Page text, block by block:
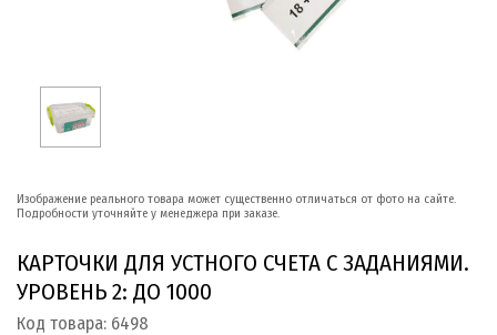
Изображение реального товара может существенно отличаться от фото на сайте.
Подробности уточняйте у менеджера при заказе.
КАРТОЧКИ ДЛЯ УСТНОГО СЧЕТА С ЗАДАНИЯМИ.
УРОВЕНЬ 2: ДО 1000
Код товара: 6498